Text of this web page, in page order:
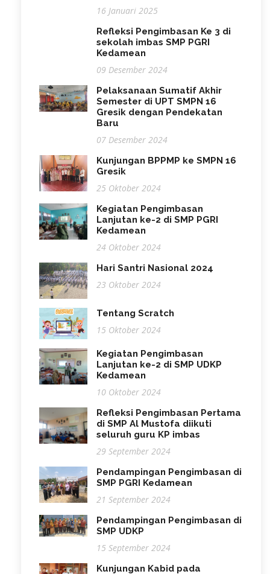
16 Januari 2025
Refleksi Pengimbasan Ke 3 di
sekolah imbas SMP PGRI
Kedamean
09 Desember 2024
Pelaksanaan Sumatif Akhir
Semester di UPT SMPN 16
Gresik dengan Pendekatan
Baru
07 Desember 2024
Kunjungan BPPMP ke SMPN 16
Gresik
25 Oktober 2024
Kegiatan Pengimbasan
Lanjutan ke-2 di SMP PGRI
Kedamean
24 Oktober 2024
Hari Santri Nasional 2024
23 Oktober 2024
Tentang Scratch
15 Oktober 2024
Kegiatan Pengimbasan
Lanjutan ke-2 di SMP UDKP
Kedamean
10 Oktober 2024
Refleksi Pengimbasan Pertama
di SMP Al Mustofa diikuti
seluruh guru KP imbas
29 September 2024
Pendampingan Pengimbasan di
SMP PGRI Kedamean
21 September 2024
Pendampingan Pengimbasan di
SMP UDKP
15 September 2024
Kunjungan Kabid pada